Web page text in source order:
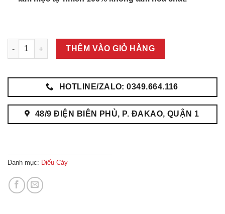
Điếu Cày mini số lượng
THÊM VÀO GIỎ HÀNG
HOTLINE/ZALO: 0349.664.116
48/9 ĐIỆN BIÊN PHỦ, P. ĐAKAO, QUẬN 1
Danh mục: Điếu Cày